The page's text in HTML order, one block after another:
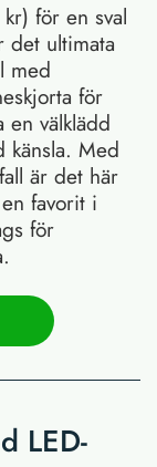
för en sval
det ultimata
med
för
välklädd
känsla. Med
är det här
favorit i
för
LED-